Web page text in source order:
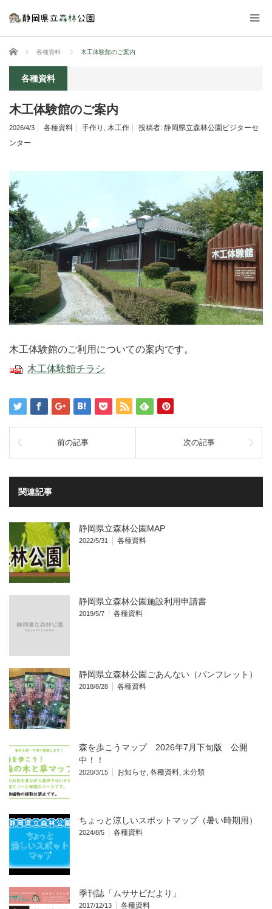
ホーム 各種資料 木工体験館のご案内
各種資料
木工体験館のご案内
2026/4/3 各種資料 手作り , 木工作 投稿者: 静岡県立森林公園ビジターセ
ンター
木工体験館のご利用についての案内です。
木工体験館チラシ
前の記事 次の記事
関連記事
静岡県立森林公園MAP
2022/5/31 各種資料
静岡県立森林公園施設利用申請書
2019/5/7 各種資料
静岡県立森林公園ごあんない（パンフレット）
2018/8/28 各種資料
森を歩こうマップ 2026年7月下旬版 公開
中！！
2020/3/15 お知らせ, 各種資料, 未分類
ちょっと涼しいスポットマップ（暑い時期用）
2024/8/5 各種資料
季刊誌「ムササビだより」
2017/12/13 各種資料